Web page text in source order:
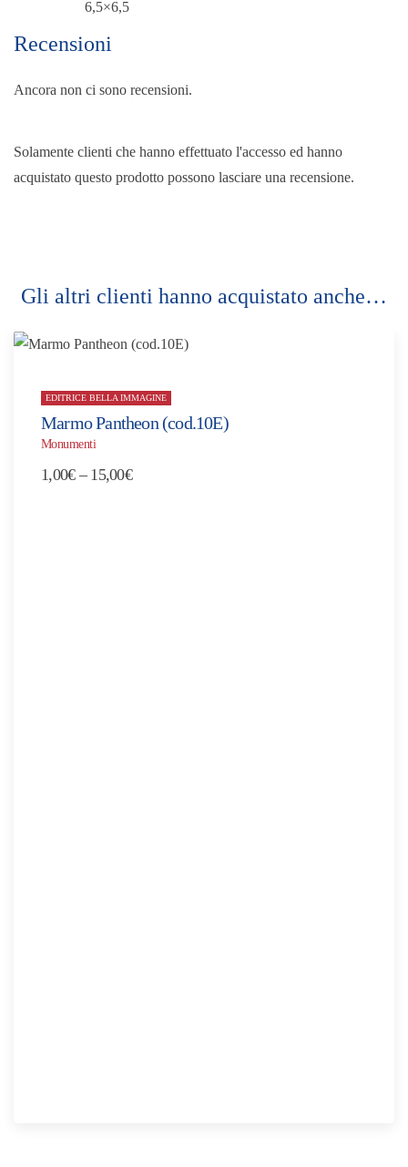
6,5×6,5
Recensioni
Ancora non ci sono recensioni.
Solamente clienti che hanno effettuato l'accesso ed hanno
acquistato questo prodotto possono lasciare una recensione.
Gli altri clienti hanno acquistato anche…
EDITRICE BELLA IMMAGINE
Marmo Pantheon (cod.10E)
Monumenti
1,00€ – 15,00€Fascia